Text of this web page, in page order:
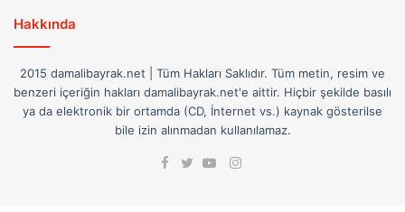
odometrelerdi. Bunlar dijital veya manual senkronlu
göstergelerden oluşur. Dijital gösteren hertürlü aletler
klasik otomobil yarışlarında yasaktır. Diğer tipteki
sayaçlar da yapılan organizasyonlara göre çeşitli
cezalarla sınırlı kalınarak kullanımı serbesttir.
D.B.: Peki sizin bu cihaz hakkındaki görüşleriniz
Hakkında
2015 damalibayrak.net | Tüm Hakları Saklıdır. Tüm metin, resim ve
benzeri içeriğin hakları damalibayrak.net'e aittir. Hiçbir şekilde basılı
ya da elektronik bir ortamda (CD, İnternet vs.) kaynak gösterilse
bile izin alınmadan kullanılamaz.
FacebookInstagram